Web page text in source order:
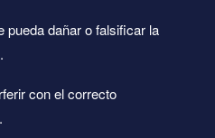
pueda dañar o falsificar la
con el correcto